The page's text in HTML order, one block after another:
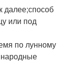
далее;способ
или под
по лунному